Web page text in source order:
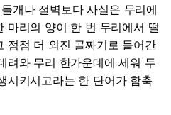
개나 절벽보다 사실은 무리에
마리의 양이 한 번 무리에서 떨
점점 더 외진 골짜기로 들어간
려와 무리 한가운데에 세워 두
시키시고라는 한 단어가 함축